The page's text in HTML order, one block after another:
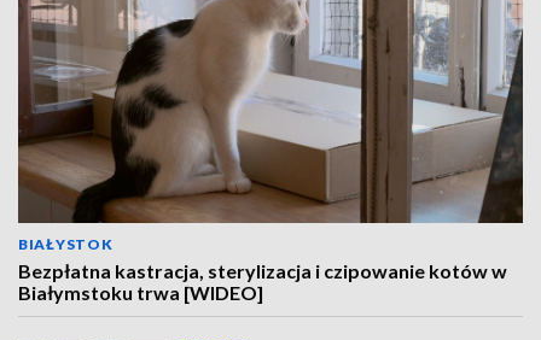
BIAŁYSTOK
Bezpłatna kastracja, sterylizacja i czipowanie kotów w
Białymstoku trwa [WIDEO]